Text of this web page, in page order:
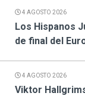
4 AGOSTO 2026
Los Hispanos
de final del
4 AGOSTO 2026
Viktor